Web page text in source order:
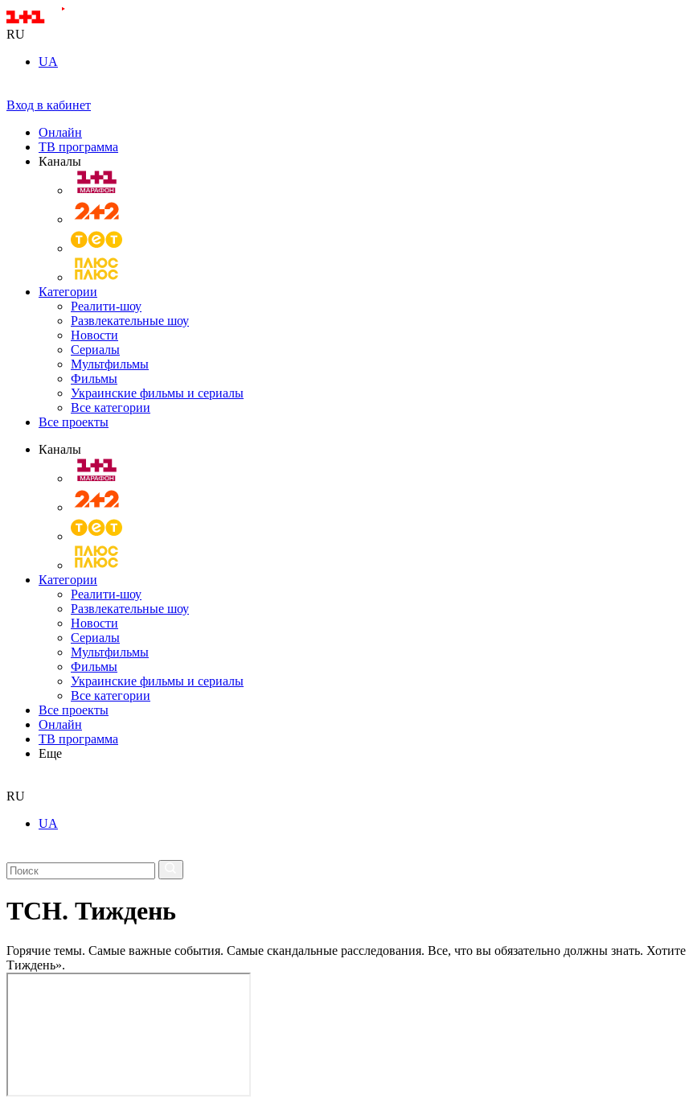
RU
UA
Вход в кабинет
Онлайн
ТВ программа
Каналы
Категории
Реалити-шоу
Развлекательные шоу
Новости
Сериалы
Мультфильмы
Фильмы
Украинские фильмы и сериалы
Все категории
Все проекты
Каналы
Категории
Реалити-шоу
Развлекательные шоу
Новости
Сериалы
Мультфильмы
Фильмы
Украинские фильмы и сериалы
Все категории
Все проекты
Онлайн
ТВ программа
Еще
RU
UA
ТСН. Тиждень
Горячие темы. Самые важные события. Самые скандальные расследования. Все, что вы обязательно должны знать.
Тиждень».